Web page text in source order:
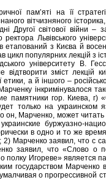
пам’яті на її
вітчизняного
Другої світової війни –
ректора Львівського
етапований з Києва й
цикл популярних лекцій з
університету В.
відтворити зміст лекцій
а й іншого –
інкримінувалося
памятники гор. Киева,
только на украинском
Марченко, может читать
буржуазно-
в одно и то же
Марченко заявил, что с
заявил, что «Слово о
Игореве» является
государством Марченко
о прогрессивной